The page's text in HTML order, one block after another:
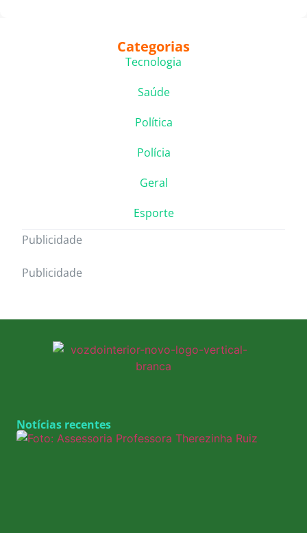
Categorias
Tecnologia
Saúde
Política
Polícia
Geral
Esporte
Publicidade
Publicidade
Notícias recentes